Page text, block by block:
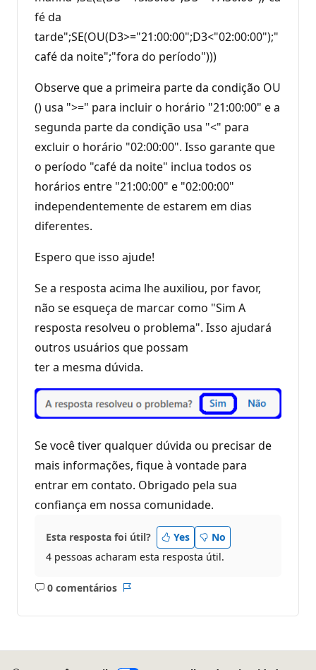
fé da
tarde";SE(OU(D3>="21:00:00";D3<"02:00:00");"
café da noite";"fora do período")))
Observe que a primeira parte da condição OU
() usa ">=" para incluir o horário "21:00:00" e a
segunda parte da condição usa "<" para
excluir o horário "02:00:00". Isso garante que
o período "café da noite" inclua todos os
horários entre "21:00:00" e "02:00:00"
independentemente de estarem em dias
diferentes.
Espero que isso ajude!
Se a resposta acima lhe auxiliou, por favor,
não se esqueça de marcar como "Sim A
resposta resolveu o problema". Isso ajudará
outros usuários que possam
ter a mesma dúvida.
Se você tiver qualquer dúvida ou precisar de
mais informações, fique à vontade para
entrar em contato. Obrigado pela sua
confiança em nossa comunidade.
Esta resposta foi útil? Yes
No
4 pessoas acharam esta resposta útil.
0 comentários
Sem